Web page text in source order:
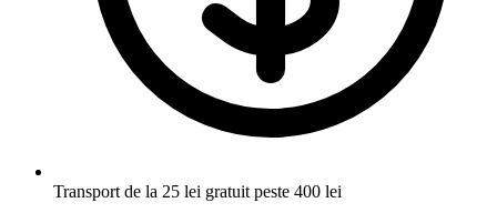
Transport de la 25 lei gratuit peste 400 lei